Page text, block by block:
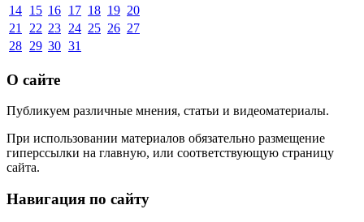
14 15 16 17 18 19 20
21
22 23 24 25 26 27
28 29 30 31
О сайте
Публикуем различные мнения, статьи и видеоматериалы.
При использовании материалов обязательно размещение
гиперссылки на главную, или соответствующую страницу
сайта.
Навигация по сайту